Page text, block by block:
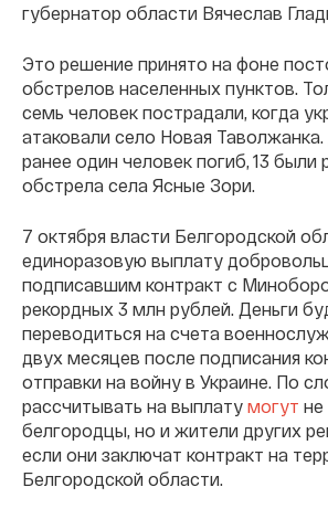
губернатор области Вячеслав
Это решение принято на фоне
обстрелов населенных пунктов.
семь человек пострадали, когда
атаковали село Новая
ранее один человек погиб, 13 были
обстрела села Ясные Зори.
7 октября власти Белгородской
единоразовую выплату
подписавшим контракт с
рекордных 3 млн рублей. Деньги
переводиться на счета
двух месяцев после подписания
отправки на войну в Украине. По
рассчитывать на выплату могут не
белгородцы, но и жители других
если они заключат контракт на
Белгородской области.